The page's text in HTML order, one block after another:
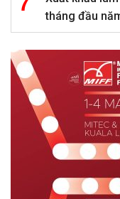
tháng đầu